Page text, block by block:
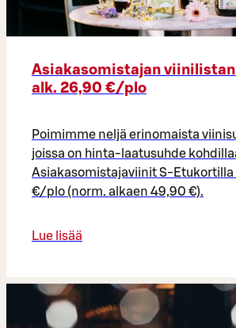
Asiakasomistajan
alk. 26,90 €/plo​
Poimimme neljä erinomaista
joissa on hinta-laatusuhde
Asiakasomistajaviinit S-Etukortilla
€/plo (norm. alkaen 49,90 €).
Lue lisää